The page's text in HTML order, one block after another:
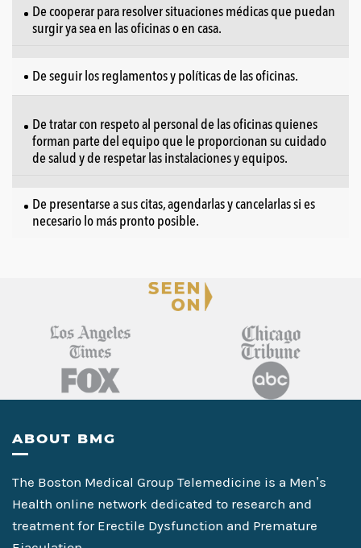
De cooperar para resolver situaciones médicas que puedan
surgir ya sea en las oficinas o en casa.
De seguir los reglamentos y políticas de las oficinas.
De tratar con respeto al personal de las oficinas quienes
forman parte del equipo que le proporcionan su cuidado
de salud y de respetar las instalaciones y equipos.
De presentarse a sus citas, agendarlas y cancelarlas si es
necesario lo más pronto posible.
Footer
ABOUT BMG
The Boston Medical Group Telemedicine is a Men’s
Health online network dedicated to research and
treatment for Erectile Dysfunction and Premature